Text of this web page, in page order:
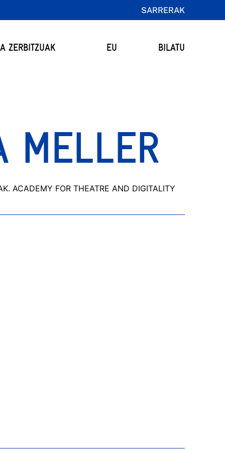
SARRERAK
ZERBITZUAK
EU BILATU
MELLER
ACADEMY FOR THEATRE AND DIGITALITY